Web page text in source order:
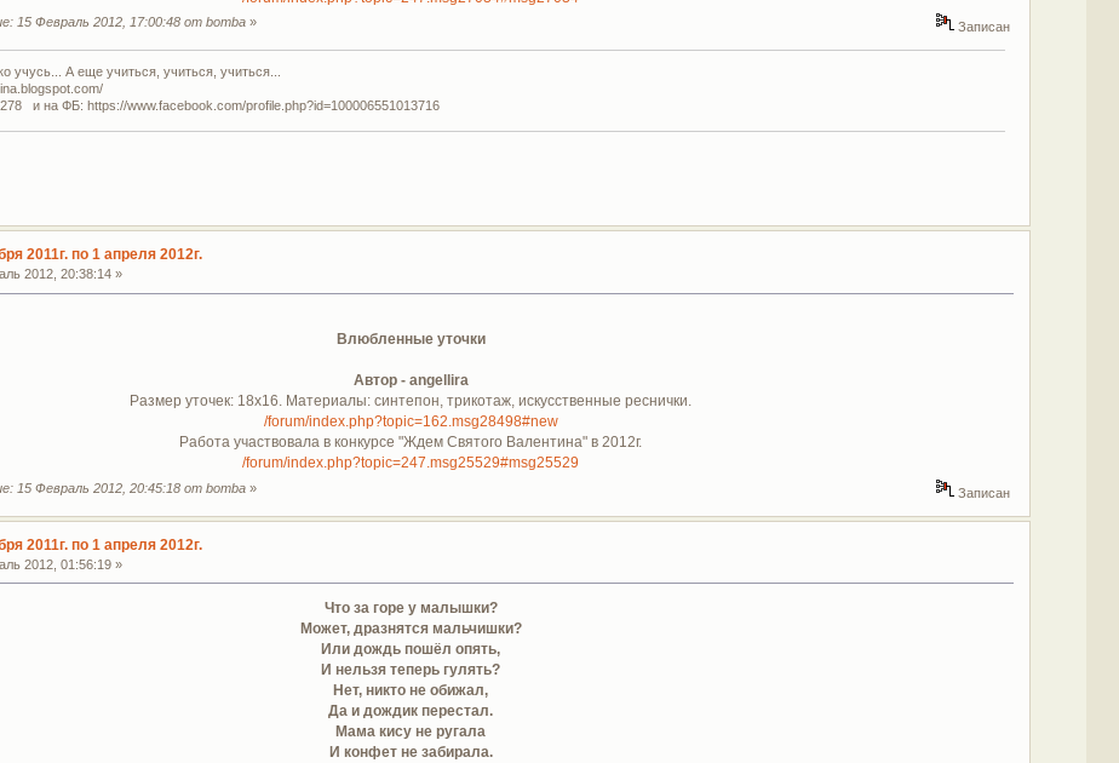
15 Февраль 2012, 17:00:48 от bomba» Записан
учусь... А еще учиться, учиться, учиться...
и на ФБ: https://www.facebook.com/profile.php?id=100006551013716
2011г. по 1 апреля 2012г.
2012, 20:38:14 »
Влюбленные уточки
Автор - angellira
Размер уточек: 18х16. Материалы: синтепон, трикотаж, искусственные реснички.
/forum/index.php?topic=162.msg28498#new
Работа участвовала в конкурсе "Ждем Святого Валентина" в 2012г.
/forum/index.php?topic=247.msg25529#msg25529
15 Февраль 2012, 20:45:18 от bomba» Записан
2011г. по 1 апреля 2012г.
2012, 01:56:19 »
Что за горе у малышки?
Может, дразнятся мальчишки?
Или дождь пошёл опять,
И нельзя теперь гулять?
Нет, никто не обижал,
Да и дождик перестал.
Мама кису не ругала
И конфет не забирала.